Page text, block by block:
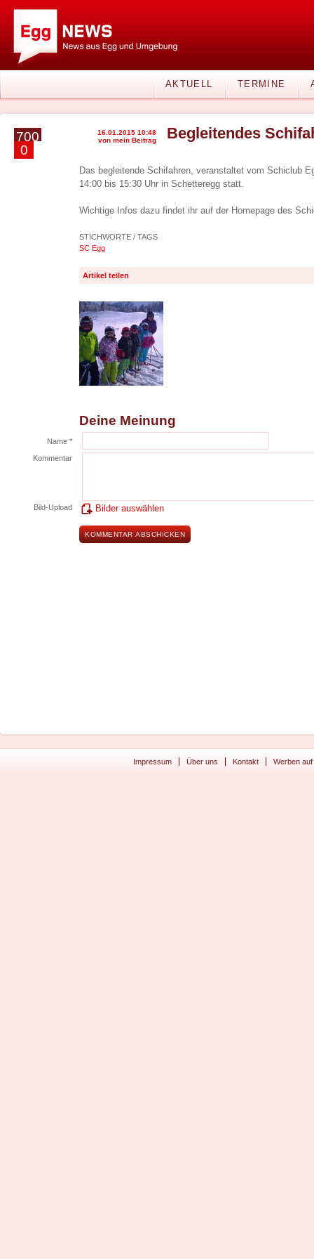
AKTUELL TERMINE
700
0
16.01.2015 10:48
von mein Beitrag
Begleitendes
Das begleitende Schifahren, veranstaltet vom Schiclub
14:00 bis 15:30 Uhr in Schetteregg statt.
Wichtige Infos dazu findet ihr auf der Homepage des
STICHWORTE / TAGS
SC Egg
Artikel teilen
Deine Meinung
Name *
Kommentar
Bild-Upload Bilder auswählen
Impressum Über uns Kontakt Werben